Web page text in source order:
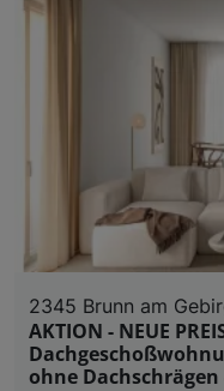
2345 Brunn am
AKTION - NEUE
ohne Dachschrägen